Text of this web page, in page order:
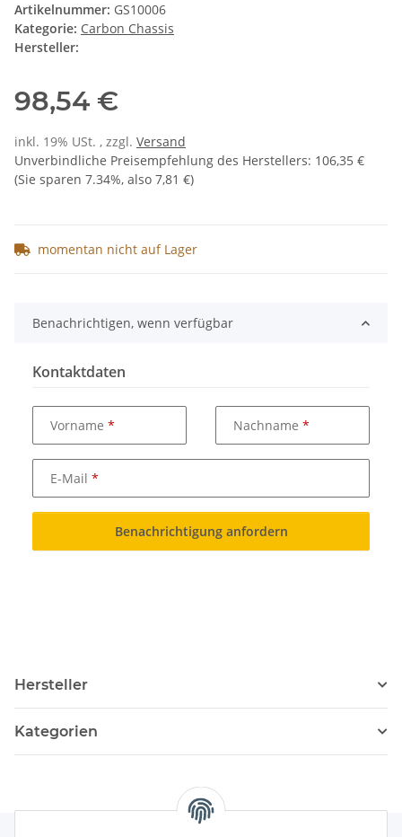
Artikelnummer: GS10006
Kategorie: Carbon Chassis
Hersteller:
98,54 €
inkl. 19% USt. , zzgl. Versand
Unverbindliche Preisempfehlung des Herstellers: 106,35 €
(Sie sparen 7.34%, also 7,81 €)
momentan nicht auf Lager
Benachrichtigen, wenn verfügbar
Kontaktdaten
Vorname Nachname
E-Mail
Benachrichtigung anfordern
Hersteller
Kategorien